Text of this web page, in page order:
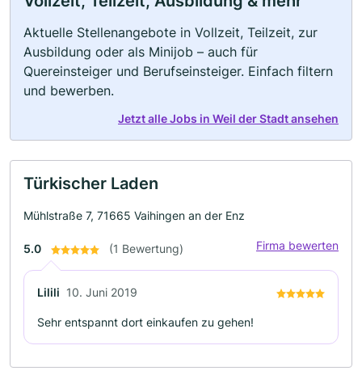
Aktuelle Stellenangebote in Vollzeit, Teilzeit, zur
Ausbildung oder als Minijob – auch für
Quereinsteiger und Berufseinsteiger. Einfach filtern
und bewerben.
Jetzt alle Jobs in Weil der Stadt ansehen
Türkischer Laden
Mühlstraße 7, 71665 Vaihingen an der Enz
5.0 (1 Bewertung) Firma bewerten
Lilili 10. Juni 2019
Sehr entspannt dort einkaufen zu gehen!